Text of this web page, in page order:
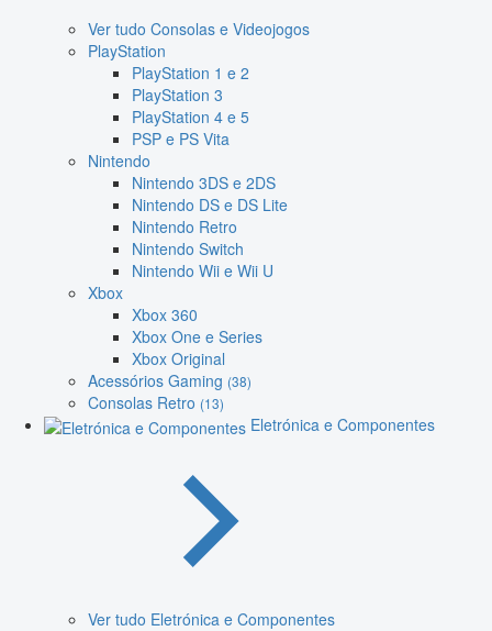
Ver tudo Consolas e Videojogos
PlayStation
PlayStation 1 e 2
PlayStation 3
PlayStation 4 e 5
PSP e PS Vita
Nintendo
Nintendo 3DS e 2DS
Nintendo DS e DS Lite
Nintendo Retro
Nintendo Switch
Nintendo Wii e Wii U
Xbox
Xbox 360
Xbox One e Series
Xbox Original
Acessórios Gaming (38)
Consolas Retro (13)
Eletrónica e Componentes
Ver tudo Eletrónica e Componentes